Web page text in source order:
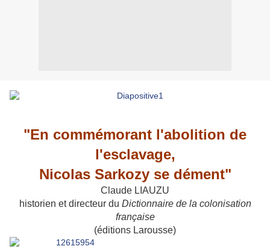
"En commémorant l'abolition de
l'esclavage,
Nicolas Sarkozy se dément"
Claude LIAUZU
historien et directeur du Dictionnaire de la colonisation
française
(éditions Larousse)